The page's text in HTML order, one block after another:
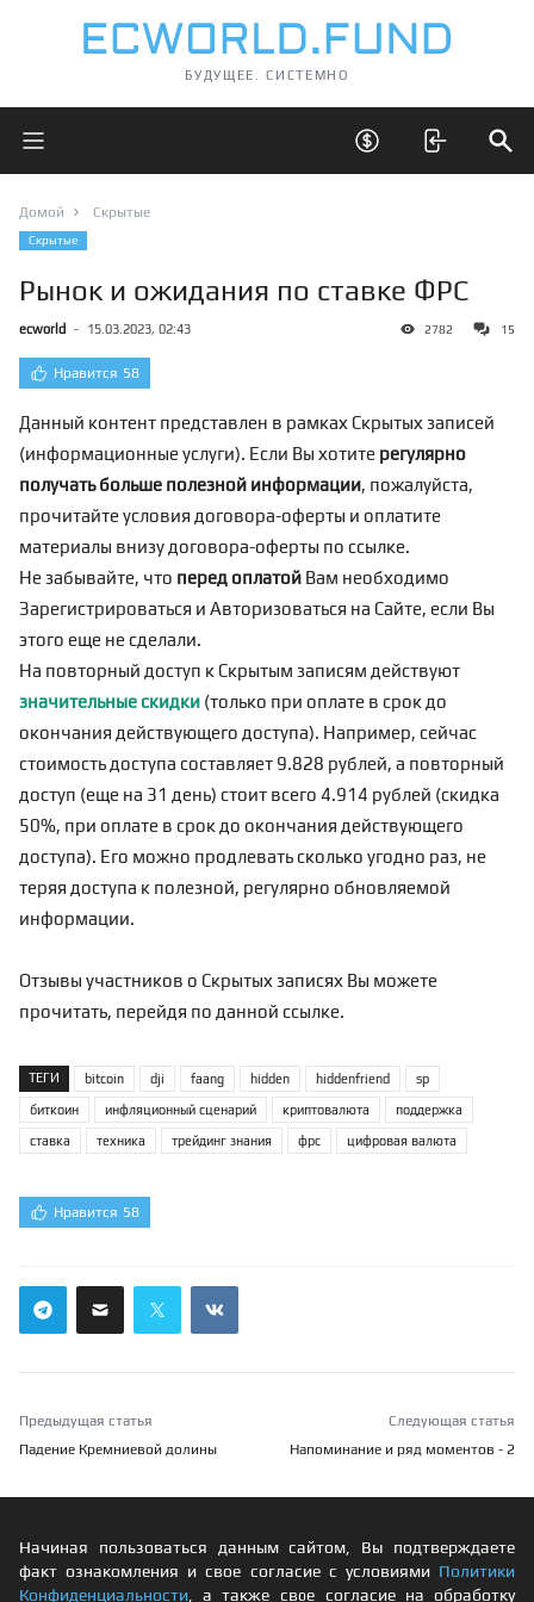
БУДУЩЕЕ. СИСТЕМНО
Открыть главное меню Открыть скрытые
Домой Скрытые
Скрытые
Рынок и ожидания по ставке ФРС
ecworld - 15.03.2023, 02:43 2782 15
Нравится 58
Данный контент представлен в рамках Скрытых записей
(информационные услуги). Если Вы хотите регулярно
получать больше полезной информации, пожалуйста,
прочитайте условия договора-оферты и оплатите
материалы внизу договора-оферты по ссылке.
Не забывайте, что перед оплатой Вам необходимо
Зарегистрироваться и Авторизоваться на Сайте, если Вы
этого еще не сделали.
На повторный доступ к Скрытым записям действуют
значительные скидки (только при оплате в срок до
окончания действующего доступа). Например, сейчас
стоимость доступа составляет 9.828 рублей, а повторный
доступ (еще на 31 день) стоит всего 4.914 рублей (скидка
50%, при оплате в срок до окончания действующего
доступа). Его можно продлевать сколько угодно раз, не
теряя доступа к полезной, регулярно обновляемой
информации.
Отзывы участников о Скрытых записях Вы можете
прочитать, перейдя по данной ссылке.
ТЕГИ bitcoin dji faang hidden hiddenfriend sp
биткоин инфляционный сценарий криптовалюта поддержка
ставка техника трейдинг знания фрс цифровая валюта
Нравится 58
Предыдущая статья
Падение Кремниевой долины
Следующая статья
Напоминание и ряд моментов - 2
Начиная пользоваться данным сайтом, Вы подтверждаете
факт ознакомления и свое согласие с условиями Политики
Конфиденциальности , а также свое согласие на обработку